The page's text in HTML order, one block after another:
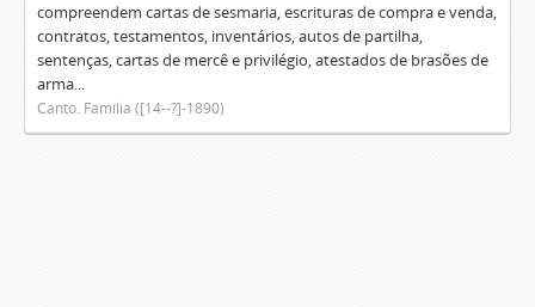
compreendem cartas de sesmaria, escrituras de compra e venda,
contratos, testamentos, inventários, autos de partilha,
sentenças, cartas de mercê e privilégio, atestados de brasões de
arma...
Canto. Família ([14--?]-1890)